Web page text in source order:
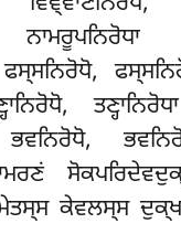
ਭਵਨਿਰੋਧੋ,
ਕੇਵਲਸ੍ਸ